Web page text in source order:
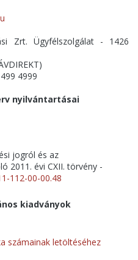
Zrt. Ügyfélszolgálat - 1426
4999
nyilvántartásai
jogról és az
2011. évi CXII. törvény -
112-00-00.48
kiadványok
számainak letöltéséhez